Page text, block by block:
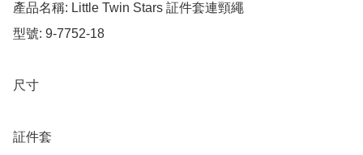
產品名稱: Little Twin Stars 証件套連頸繩
型號: 9-7752-18
尺寸
証件套